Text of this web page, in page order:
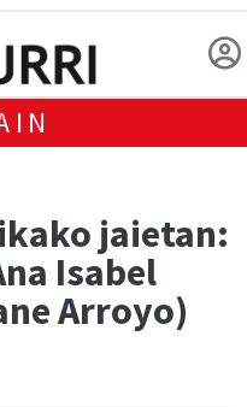
jaietan:
Isabel
Arroyo)